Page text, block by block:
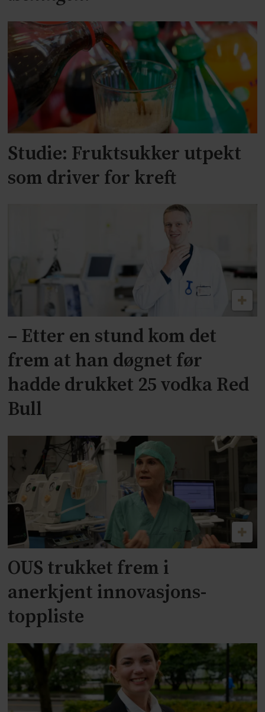
Studie: Fruktsukker utpekt
som driver for kreft
– Etter en stund kom det
frem at han døgnet før
hadde drukket 25 vodka Red
Bull
OUS trukket frem i
anerkjent innovasjons-
toppliste